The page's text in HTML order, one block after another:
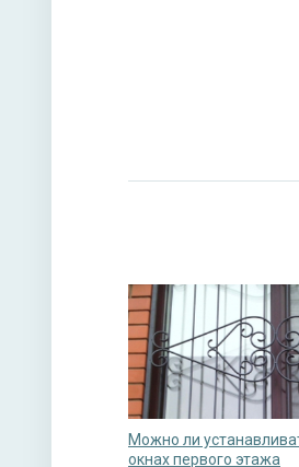
Можно ли
окнах первого этажа